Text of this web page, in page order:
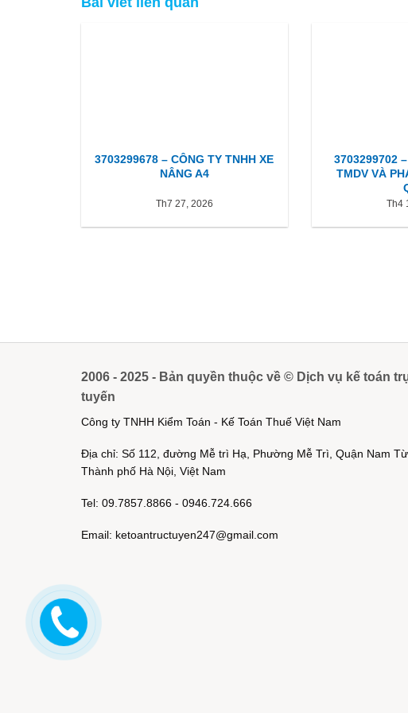
3703299678 – CÔNG TY TNHH XE
NÂNG A4
Th7 27, 2026
3703299702
TMDV VÀ
Th4
2006 - 2025 - Bản quyền thuộc về © Dịch vụ kế toán
tuyến
Công ty TNHH Kiểm Toán - Kế Toán Thuế Việt Nam
Địa chỉ: Số 112, đường Mễ trì Hạ, Phường Mễ Trì, Quận Nam Từ
Thành phố Hà Nội, Việt Nam
Tel: 09.7857.8866 - 0946.724.666
Email: ketoantructuyen247@gmail.com